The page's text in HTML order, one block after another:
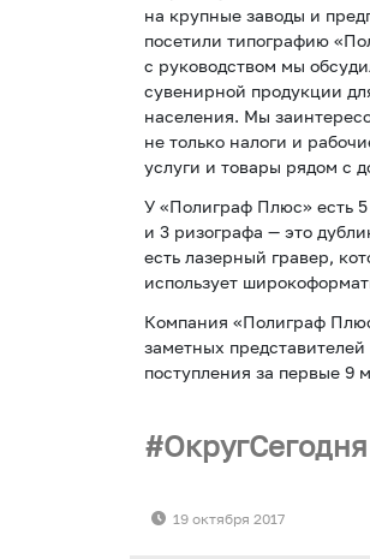
на крупные заводы и
посетили типографию
с руководством мы
сувенирной продукции
населения. Мы
не только налоги и
услуги и товары рядом с
У «Полиграф Плюс» есть
и 3 ризографа — это
есть лазерный гравер,
использует
Компания «Полиграф
заметных
поступления за первые 9
ОкругСегодня
19 октября 2017